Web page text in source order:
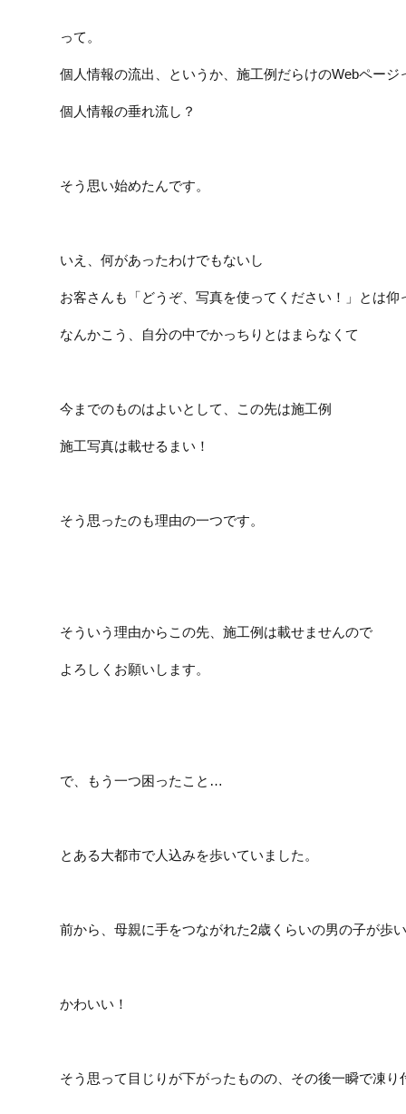
って。
個人情報の流出、というか、施工例だらけのWebページ
個人情報の垂れ流し？
そう思い始めたんです。
いえ、何があったわけでもないし
お客さんも「どうぞ、写真を使ってください！」とは仰
なんかこう、自分の中でかっちりとはまらなくて
今までのものはよいとして、この先は施工例
施工写真は載せるまい！
そう思ったのも理由の一つです。
そういう理由からこの先、施工例は載せませんので
よろしくお願いします。
で、もう一つ困ったこと…
とある大都市で人込みを歩いていました。
前から、母親に手をつながれた2歳くらいの男の子が歩い
かわいい！
そう思って目じりが下がったものの、その後一瞬で凍り